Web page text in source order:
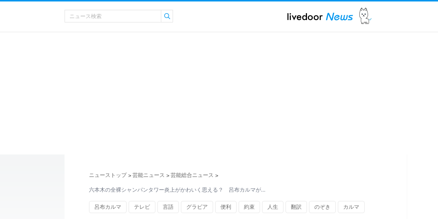
ニューストップ > 芸能ニュース > 芸能総合ニュース >
六本木の全裸シャンパンタワー炎上がかわいく思える？ 呂布カルマが…
呂布カルマ テレビ 言語 グラビア 便利 約束 人生 翻訳 のぞき カルマ